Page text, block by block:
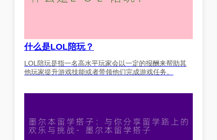
什么是LOL陪玩？
LOL陪玩是指一名高水平玩家会以一定的报酬来帮助其
他玩家提升游戏技能或者带领他们完成游戏任务。